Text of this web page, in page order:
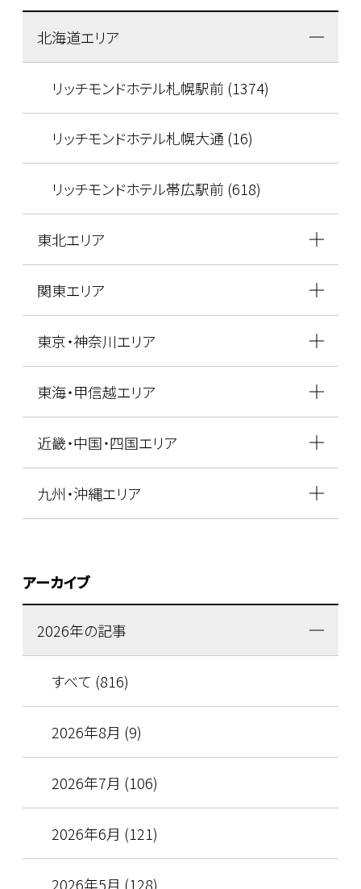
北海道エリア
リッチモンドホテル札幌駅前 (1374)
リッチモンドホテル札幌大通 (16)
リッチモンドホテル帯広駅前 (618)
東北エリア
関東エリア
東京・神奈川エリア
東海・甲信越エリア
近畿・中国・四国エリア
九州・沖縄エリア
アーカイブ
2026年の記事
すべて (816)
2026年8月 (9)
2026年7月 (106)
2026年6月 (121)
2026年5月 (128)